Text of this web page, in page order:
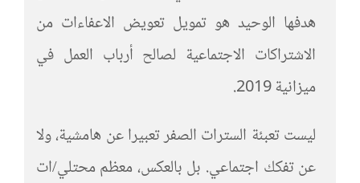
هدفها الوحيد هو تمويل تعويض الاعفاءات من
الاشتراكات الاجتماعية لصالح أرباب العمل في
ميزانية 2019.
ليست تعبئة السترات الصفر تعبيرا عن هامشية، ولا
عن تفكك اجتماعي. بل بالعكس، معظم محتلي/ات